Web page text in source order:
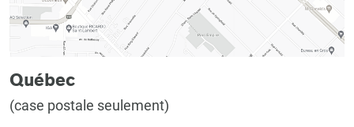
Québec
(case postale seulement)